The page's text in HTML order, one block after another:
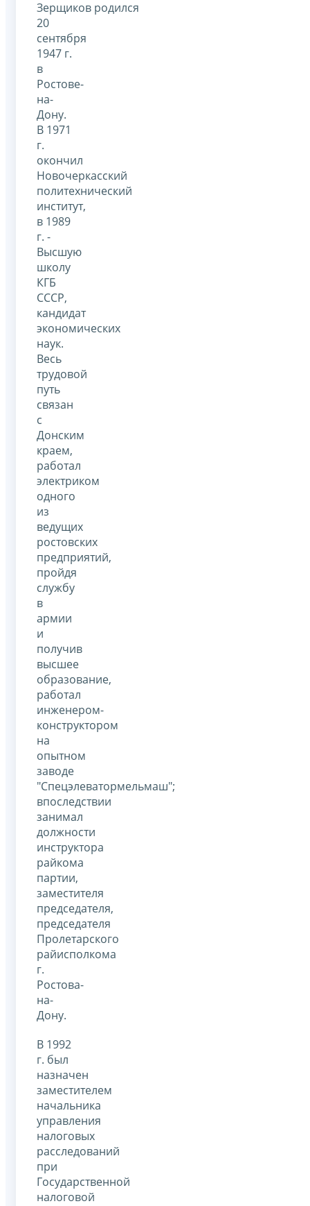
Зерщиков родился
20
сентября
1947 г.
в
Ростове-
на-
Дону.
В 1971
г.
окончил
Новочеркасский
политехнический
институт,
в 1989
г. -
Высшую
школу
КГБ
СССР,
кандидат
экономических
наук.
Весь
трудовой
путь
связан
с
Донским
краем,
работал
электриком
одного
из
ведущих
ростовских
предприятий,
пройдя
службу
в
армии
и
получив
высшее
образование,
работал
инженером-
конструктором
на
опытном
заводе
"Спецэлеватормельмаш";
впоследствии
занимал
должности
инструктора
райкома
партии,
заместителя
председателя,
председателя
Пролетарского
райисполкома
г.
Ростова-
на-
Дону.
В 1992
г. был
назначен
заместителем
начальника
управления
налоговых
расследований
при
Государственной
налоговой